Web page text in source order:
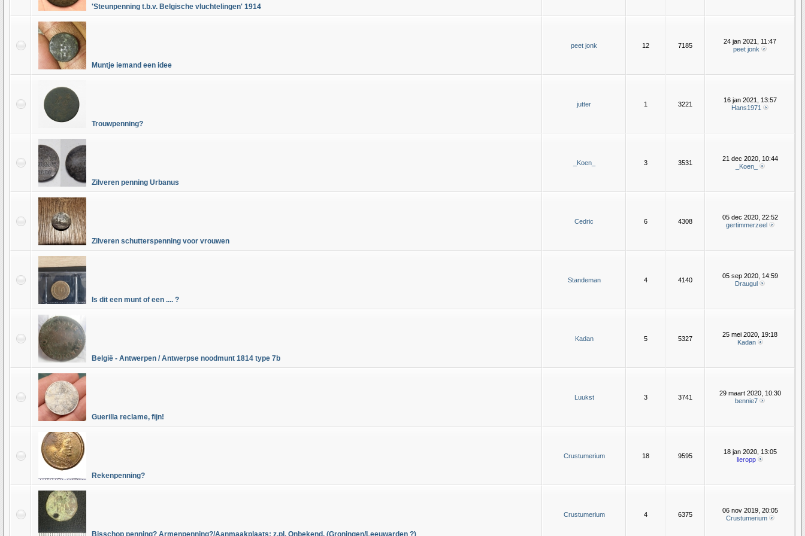
'Steunpenning t.b.v. Belgische vluchtelingen' 1914
Muntje iemand een idee
peet jonk 12 7185
24 jan 2021, 11:47
peet jonk
Trouwpenning?
jutter 1 3221
16 jan 2021, 13:57
Hans1971
Zilveren penning Urbanus
_Koen_ 3 3531
21 dec 2020, 10:44
_Koen_
Zilveren schutterspenning voor vrouwen
Cedric 6 4308
05 dec 2020, 22:52
gertimmerzeel
Is dit een munt of een .... ?
Standeman 4 4140
05 sep 2020, 14:59
Draugul
België - Antwerpen / Antwerpse noodmunt 1814 type 7b
Kadan 5 5327
25 mei 2020, 19:18
Kadan
Guerilla reclame, fijn!
Luukst 3 3741
29 maart 2020, 10:30
bennie7
Rekenpenning?
Crustumerium 18 9595
18 jan 2020, 13:05
lieropp
Bisschop penning? Armenpenning?/Aanmaakplaats: z.pl. Onbekend. (Groningen/Leeuwarden ?)
Crustumerium 4 6375
06 nov 2019, 20:05
Crustumerium